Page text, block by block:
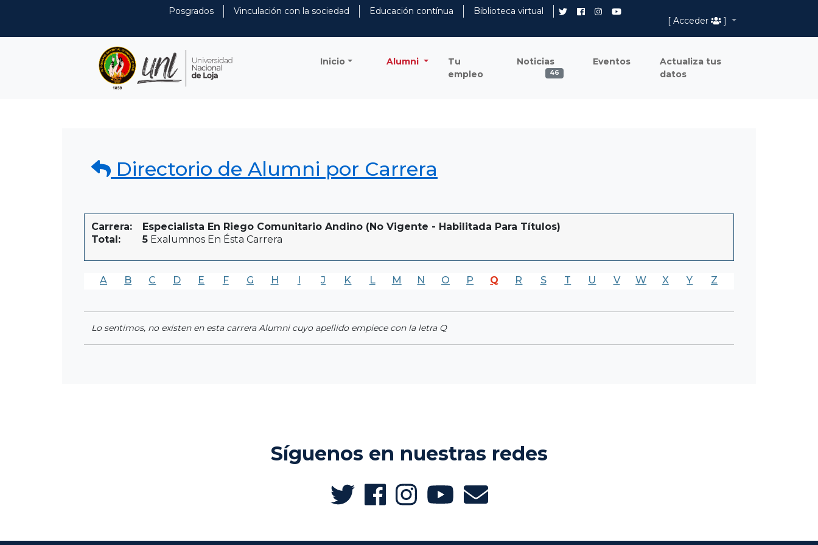
Posgrados Vinculación con la sociedad Educación contínua
Biblioteca virtual
[ Acceder
]
Inicio Alumni
Tu
empleo
Noticias
46
Eventos
Actualiza tus
datos
Directorio de Alumni por Carrera
Carrera:
Especialista En Riego Comunitario Andino (No Vigente - Habilitada Para Títulos)
Total:
5 Exalumnos En Ésta Carrera
A B C D E F G H I J K L M N O P Q R S T U V W X Y Z
Lo sentimos, no existen en esta carrera Alumni cuyo apellido empiece con la letra Q
Síguenos en nuestras redes